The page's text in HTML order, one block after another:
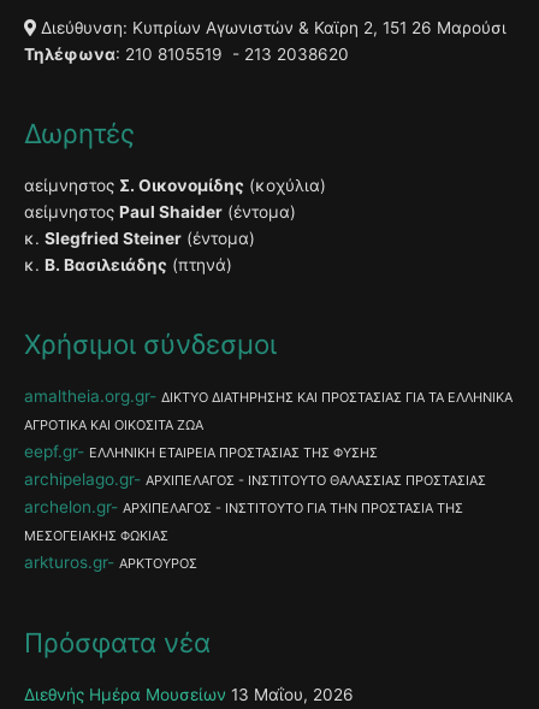
Διεύθυνση: Κυπρίων Αγωνιστών & Καϊρη 2, 151 26 Μαρούσι
Τηλέφωνα: 210 8105519 - 213 2038620
Δωρητές
αείμνηστος Σ. Οικονομίδης (κοχύλια)
αείμνηστος Paul Shaider (έντομα)
κ. Slegfried Steiner (έντομα)
κ. Β. Βασιλειάδης (πτηνά)
Χρήσιμοι σύνδεσμοι
amaltheia.org.gr
ΔΙΚΤΥΟ ΔΙΑΤΗΡΗΣΗΣ ΚΑΙ ΠΡΟΣΤΑΣΙΑΣ ΓΙΑ ΤΑ ΕΛΛΗΝΙΚΑ
ΑΓΡΟΤΙΚΑ ΚΑΙ ΟΙΚΟΣΙΤΑ ΖΩΑ
eepf.gr ΕΛΛΗΝΙΚΗ ΕΤΑΙΡΕΙΑ ΠΡΟΣΤΑΣΙΑΣ ΤΗΣ ΦΥΣΗΣ
archipelago.gr ΑΡΧΙΠΕΛΑΓΟΣ - ΙΝΣΤΙΤΟΥΤΟ ΘΑΛΑΣΣΙΑΣ ΠΡΟΣΤΑΣΙΑΣ
archelon.gr
ΑΡΧΙΠΕΛΑΓΟΣ - ΙΝΣΤΙΤΟΥΤΟ ΓΙΑ ΤΗΝ ΠΡΟΣΤΑΣΙΑ ΤΗΣ
ΜΕΣΟΓΕΙΑΚΗΣ ΦΩΚΙΑΣ
arkturos.gr ΑΡΚΤΟΥΡΟΣ
Πρόσφατα νέα
Διεθνής Ημέρα Μουσείων 13 Μαΐου, 2026